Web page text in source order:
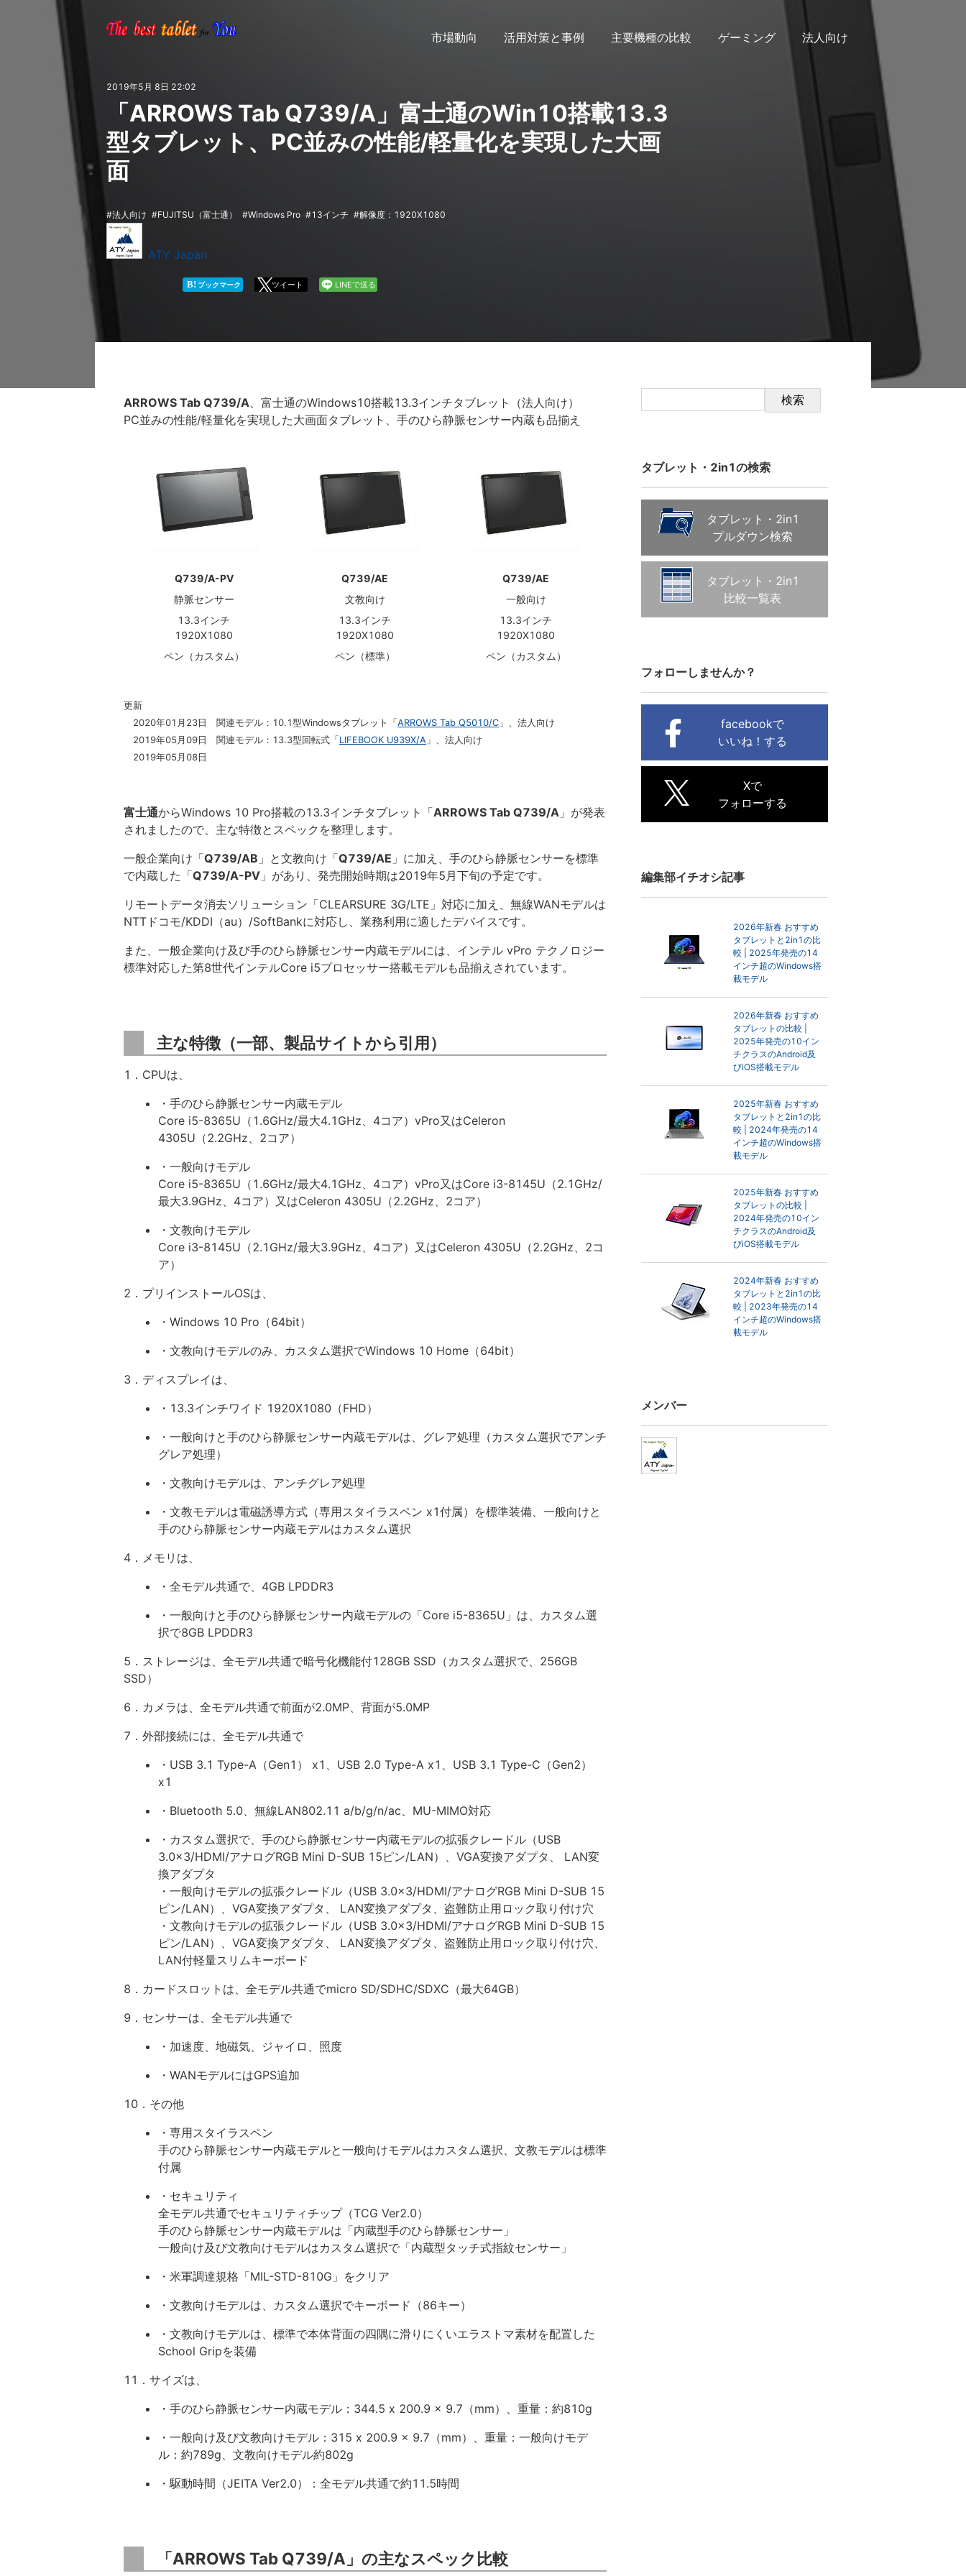
市場動向 活用対策と事例 主要機種の比較 ゲーミング 法人向け
2019年5月 8日 22:02
「ARROWS Tab Q739/A」富士通のWin10搭載13.3
型タブレット、PC並みの性能/軽量化を実現した大画
面
法人向け FUJITSU（富士通） Windows Pro 13インチ 解像度：1920X1080
ATY Japan
B! ブックマーク ツイート LINEで送る
ARROWS Tab Q739/A、富士通のWindows10搭載13.3インチタブレット（法人向け）
PC並みの性能/軽量化を実現した大画面タブレット、手のひら静脈センサー内蔵も品揃え
Q739/A-PV
静脈センサー
13.3インチ
1920X1080
ペン（カスタム）
Q739/AE
文教向け
13.3インチ
1920X1080
ペン（標準）
Q739/AE
一般向け
13.3インチ
1920X1080
ペン（カスタム）
更新
2020年01月23日 関連モデル：10.1型Windowsタブレット「 ARROWS Tab Q5010/C 」、法人向け
2019年05月09日 関連モデル：13.3型回転式「 LIFEBOOK U939X/A 」、法人向け
2019年05月08日
富士通からWindows 10 Pro搭載の13.3インチタブレット「ARROWS Tab Q739/A 」が発表
されましたので、主な特徴とスペックを整理します。
一般企業向け「Q739/AB 」と文教向け「Q739/AE 」に加え、手のひら静脈センサーを標準
で内蔵した「Q739/A-PV 」があり、発売開始時期は2019年5月下旬の予定です。
リモートデータ消去ソリューション「CLEARSURE 3G/LTE」対応に加え、無線WANモデルは
NTTドコモ/KDDI（au）/SoftBankに対応し、業務利用に適したデバイスです。
また、一般企業向け及び手のひら静脈センサー内蔵モデルには、インテル vPro テクノロジー
標準対応した第8世代インテルCore i5プロセッサー搭載モデルも品揃えされています。
主な特徴（一部、製品サイトから引用）
1．CPUは、
・手のひら静脈センサー内蔵モデル
Core i5-8365U（1.6GHz/最大4.1GHz、4コア）vPro又はCeleron
4305U（2.2GHz、2コア）
・一般向けモデル
Core i5-8365U（1.6GHz/最大4.1GHz、4コア）vPro又はCore i3-8145U（2.1GHz/
最大3.9GHz、4コア）又はCeleron 4305U（2.2GHz、2コア）
・文教向けモデル
Core i3-8145U（2.1GHz/最大3.9GHz、4コア）又はCeleron 4305U（2.2GHz、2コ
ア）
2．プリインストールOSは、
・Windows 10 Pro（64bit）
・文教向けモデルのみ、カスタム選択でWindows 10 Home（64bit）
3．ディスプレイは、
・13.3インチワイド 1920X1080（FHD）
・一般向けと手のひら静脈センサー内蔵モデルは、グレア処理（カスタム選択でアンチ
グレア処理）
・文教向けモデルは、アンチグレア処理
・文教モデルは電磁誘導方式（専用スタイラスペン x1付属）を標準装備、一般向けと
手のひら静脈センサー内蔵モデルはカスタム選択
4．メモリは、
・全モデル共通で、4GB LPDDR3
・一般向けと手のひら静脈センサー内蔵モデルの「Core i5-8365U」は、カスタム選
択で8GB LPDDR3
5．ストレージは、全モデル共通で暗号化機能付128GB SSD（カスタム選択で、256GB
SSD）
6．カメラは、全モデル共通で前面が2.0MP、背面が5.0MP
7．外部接続には、全モデル共通で
・USB 3.1 Type-A（Gen1） x1、USB 2.0 Type-A x1、USB 3.1 Type-C（Gen2）
x1
・Bluetooth 5.0、無線LAN802.11 a/b/g/n/ac、MU-MIMO対応
・カスタム選択で、 手のひら静脈センサー内蔵モデルの拡張クレードル（USB
3.0x3/HDMI/アナログRGB Mini D-SUB 15ピン/LAN）、VGA変換アダプタ、 LAN変
換アダプタ
・一般向けモデルの拡張クレードル（USB 3.0x3/HDMI/アナログRGB Mini D-SUB 15
ピン/LAN）、VGA変換アダプタ、 LAN変換アダプタ、盗難防止用ロック取り付け穴
・文教向けモデルの拡張クレードル（USB 3.0x3/HDMI/アナログRGB Mini D-SUB 15
ピン/LAN）、VGA変換アダプタ、 LAN変換アダプタ、盗難防止用ロック取り付け穴、
LAN付軽量スリムキーボード
8．カードスロットは、全モデル共通でmicro SD/SDHC/SDXC（最大64GB）
9．センサーは、全モデル共通で
・加速度、地磁気、ジャイロ、照度
・WANモデルにはGPS追加
10．その他
・専用スタイラスペン
手のひら静脈センサー内蔵モデルと一般向けモデルはカスタム選択、文教モデルは標準
付属
・セキュリティ
全モデル共通でセキュリティチップ（TCG Ver2.0）
手のひら静脈センサー内蔵モデルは「内蔵型手のひら静脈センサー」
一般向け及び文教向けモデルはカスタム選択で「内蔵型タッチ式指紋センサー」
・米軍調達規格「MIL-STD-810G」をクリア
・文教向けモデルは、カスタム選択でキーボード（86キー）
・文教向けモデルは、標準で本体背面の四隅に滑りにくいエラストマ素材を配置した
School Gripを装備
11．サイズは、
・手のひら静脈センサー内蔵モデル：344.5 x 200.9 x 9.7（mm）、重量：約810g
・一般向け及び文教向けモデル：315 x 200.9 x 9.7（mm）、重量：一般向けモデ
ル：約789g、文教向けモデル約802g
・駆動時間（JEITA Ver2.0）：全モデル共通で約11.5時間
「ARROWS Tab Q739/A」の主なスペック比較
検索
タブレット・2in1の検索
タブレット・2in1
プルダウン検索
タブレット・2in1
比較一覧表
フォローしませんか？
facebookで
いいね！する
Xで
フォローする
編集部イチオシ記事
2026年新春 おすすめ
タブレットと2in1の比
較 | 2025年発売の14
インチ超のWindows搭
載モデル
2026年新春 おすすめ
タブレットの比較 |
2025年発売の10イン
チクラスのAndroid及
びiOS搭載モデル
2025年新春 おすすめ
タブレットと2in1の比
較 | 2024年発売の14
インチ超のWindows搭
載モデル
2025年新春 おすすめ
タブレットの比較 |
2024年発売の10イン
チクラスのAndroid及
びiOS搭載モデル
2024年新春 おすすめ
タブレットと2in1の比
較 | 2023年発売の14
インチ超のWindows搭
載モデル
メンバー